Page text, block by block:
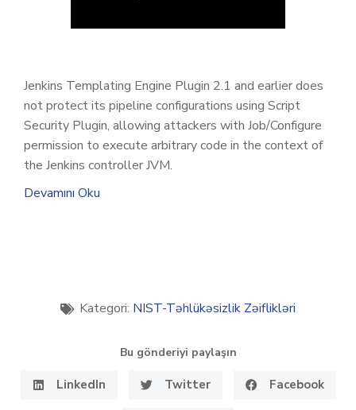
Jenkins Templating Engine Plugin 2.1 and earlier does
not protect its pipeline configurations using Script
Security Plugin, allowing attackers with Job/Configure
permission to execute arbitrary code in the context of
the Jenkins controller JVM.
Devamını Oku
Kategori: NIST-Təhlükəsizlik Zəiflikləri
Bu gönderiyi paylaşın
LinkedIn Twitter Facebook